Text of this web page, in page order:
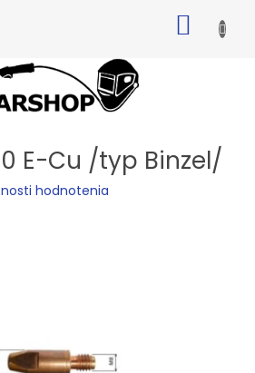
KOŠÍK
E-Cu /typ Binzel/
hodnotenia